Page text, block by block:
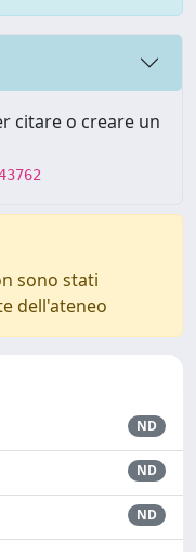
citare o creare un
sono stati
dell'ateneo
ND
ND
ND